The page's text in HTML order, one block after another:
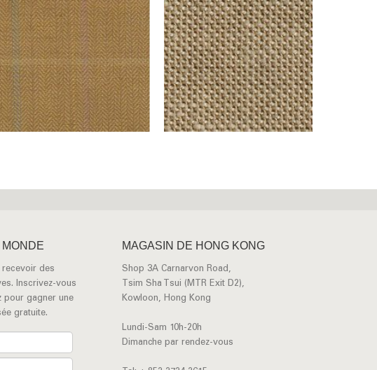
recevoir des
Inscrivez-vous
pour gagner une
gratuite.
MAGASIN DE HONG KONG
Shop 3A Carnarvon Road,
Tsim Sha Tsui (MTR Exit D2),
Kowloon, Hong Kong
Lundi-Sam 10h-20h
Dimanche par rendez-vous